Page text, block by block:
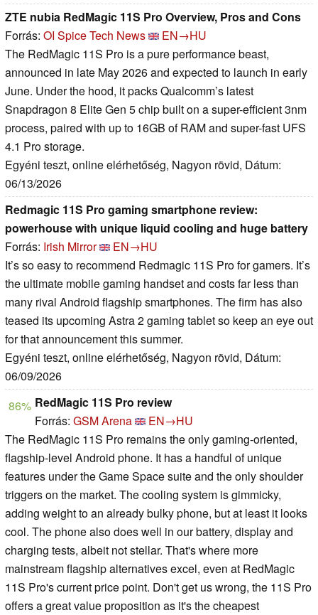
ZTE nubia RedMagic 11S Pro Overview, Pros and Cons
Forrás: OI Spice Tech News
EN→HU
The RedMagic 11S Pro is a pure performance beast,
announced in late May 2026 and expected to launch in early
June. Under the hood, it packs Qualcomm’s latest
Snapdragon 8 Elite Gen 5 chip built on a super-efficient 3nm
process, paired with up to 16GB of RAM and super-fast UFS
4.1 Pro storage.
Egyéni teszt, online elérhetőség, Nagyon rövid, Dátum:
06/13/2026
Redmagic 11S Pro gaming smartphone review:
powerhouse with unique liquid cooling and huge battery
Forrás: Irish Mirror
EN→HU
It’s so easy to recommend Redmagic 11S Pro for gamers. It’s
the ultimate mobile gaming handset and costs far less than
many rival Android flagship smartphones. The firm has also
teased its upcoming Astra 2 gaming tablet so keep an eye out
for that announcement this summer.
Egyéni teszt, online elérhetőség, Nagyon rövid, Dátum:
06/09/2026
86% RedMagic 11S Pro review
Forrás: GSM Arena
EN→HU
The RedMagic 11S Pro remains the only gaming-oriented,
flagship-level Android phone. It has a handful of unique
features under the Game Space suite and the only shoulder
triggers on the market. The cooling system is gimmicky,
adding weight to an already bulky phone, but at least it looks
cool. The phone also does well in our battery, display and
charging tests, albeit not stellar. That's where more
mainstream flagship alternatives excel, even at RedMagic
11S Pro's current price point. Don't get us wrong, the 11S Pro
offers a great value proposition as it's the cheapest